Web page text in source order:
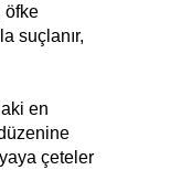
öfke
suçlanır,
en
çeteler